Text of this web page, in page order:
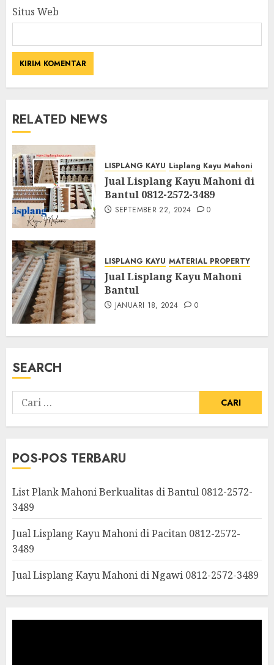
Situs Web
RELATED NEWS
LISPLANG KAYU Lisplang Kayu Mahoni
Jual Lisplang Kayu Mahoni di
Bantul 0812-2572-3489
SEPTEMBER 22, 2024 0
LISPLANG KAYU MATERIAL PROPERTY
Jual Lisplang Kayu Mahoni
Bantul
JANUARI 18, 2024 0
SEARCH
POS-POS TERBARU
List Plank Mahoni Berkualitas di Bantul 0812-2572-
3489
Jual Lisplang Kayu Mahoni di Pacitan 0812-2572-
3489
Jual Lisplang Kayu Mahoni di Ngawi 0812-2572-3489